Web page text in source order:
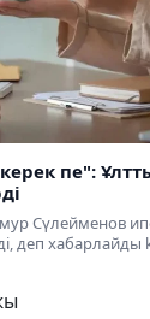
пе":
Сүлейменов
деп